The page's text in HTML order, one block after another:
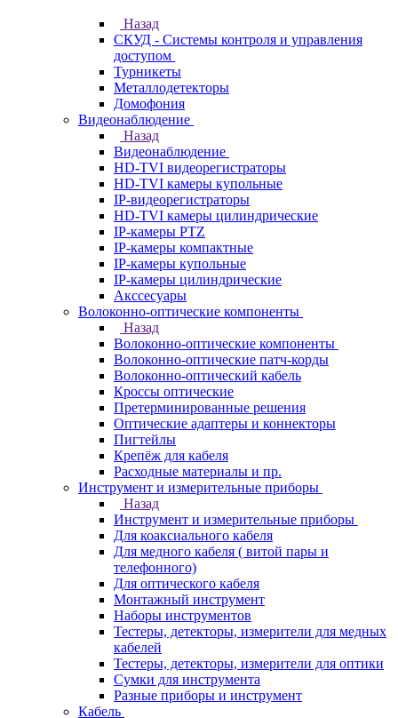
Назад
СКУД - Системы контроля и управления
доступом
Турникеты
Металлодетекторы
Домофония
Видеонаблюдение
Назад
Видеонаблюдение
HD-TVI видеорегистраторы
HD-TVI камеры купольные
IP-видеорегистраторы
HD-TVI камеры цилиндрические
IP-камеры PTZ
IP-камеры компактные
IP-камеры купольные
IP-камеры цилиндрические
Акссесуары
Волоконно-оптические компоненты
Назад
Волоконно-оптические компоненты
Волоконно-оптические патч-корды
Волоконно-оптический кабель
Кроссы оптические
Претерминированные решения
Оптические адаптеры и коннекторы
Пигтейлы
Крепёж для кабеля
Расходные материалы и пр.
Инструмент и измерительные приборы
Назад
Инструмент и измерительные приборы
Для коаксиального кабеля
Для медного кабеля ( витой пары и
телефонного)
Для оптического кабеля
Монтажный инструмент
Наборы инструментов
Тестеры, детекторы, измерители для медных
кабелей
Тестеры, детекторы, измерители для оптики
Сумки для инструмента
Разные приборы и инструмент
Кабель